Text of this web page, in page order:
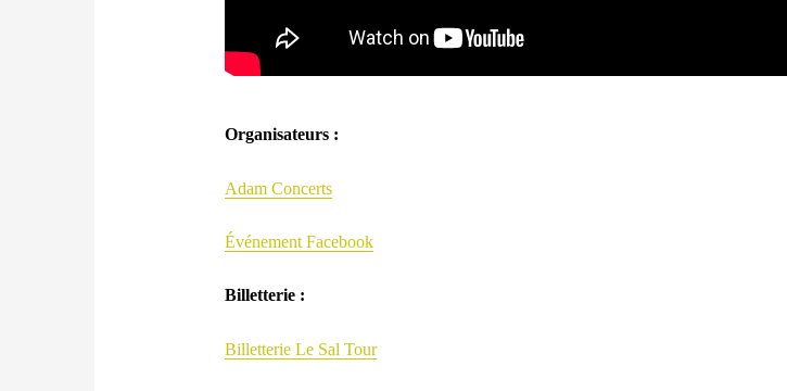
Organisateurs :
Adam Concerts
Événement Facebook
Billetterie :
Billetterie Le Sal Tour